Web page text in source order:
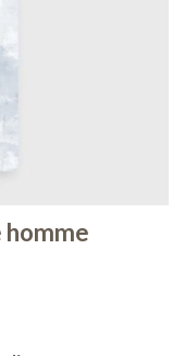
homme